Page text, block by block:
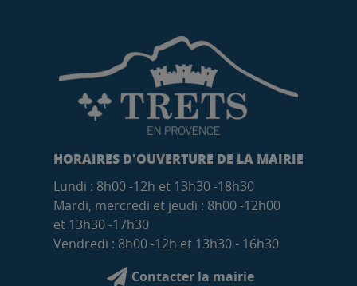
HORAIRES D'OUVERTURE DE LA MAIRIE
Lundi : 8h00 -12h et 13h30 -18h30
Mardi, mercredi et jeudi : 8h00 -12h00
et 13h30 -17h30
Vendredi : 8h00 -12h et 13h30 - 16h30
Contacter la mairie